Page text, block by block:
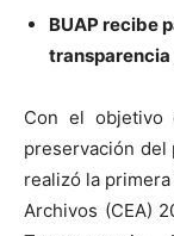
BUAP recibe
transparencia
Con el
preservación del
realizó la
Archivos (CEA)